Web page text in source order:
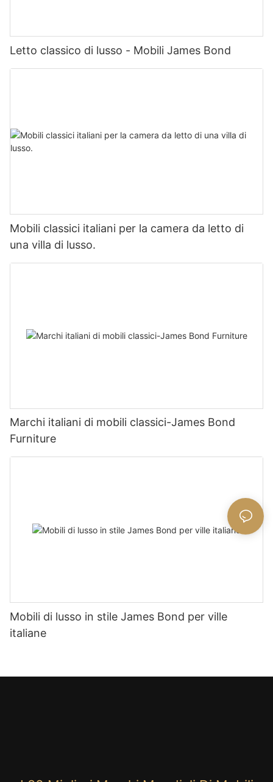
Letto classico di lusso - Mobili James Bond
Mobili classici italiani per la camera da letto di
una villa di lusso.
Marchi italiani di mobili classici-James Bond
Furniture
Mobili di lusso in stile James Bond per ville
italiane